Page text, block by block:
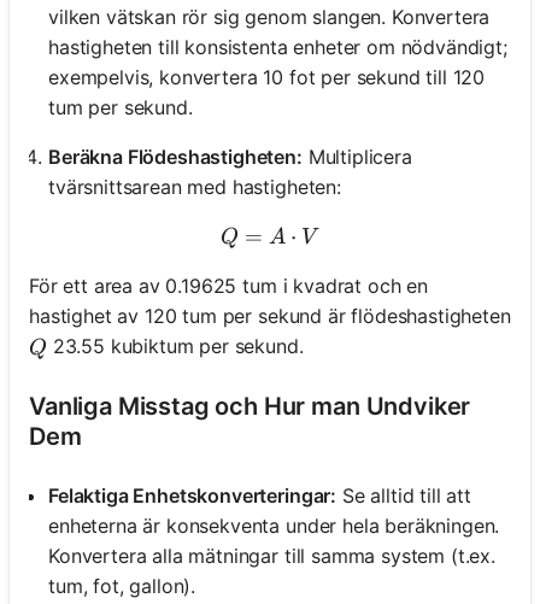
vilken vätskan rör sig genom slangen. Konvertera
hastigheten till konsistenta enheter om nödvändigt;
exempelvis, konvertera 10 fot per sekund till 120
tum per sekund.
Beräkna Flödeshastigheten: Multiplicera
tvärsnittsarean med hastigheten:
Q = A \cdot V
Q = A ⋅ V
För ett area av 0.19625 tum i kvadrat och en
hastighet av 120 tum per sekund är flödeshastigheten
Q
Q 23.55 kubiktum per sekund.
Vanliga Misstag och Hur man Undviker
Dem
Felaktiga Enhetskonverteringar: Se alltid till att
enheterna är konsekventa under hela beräkningen.
Konvertera alla mätningar till samma system (t.ex.
tum, fot, gallon).